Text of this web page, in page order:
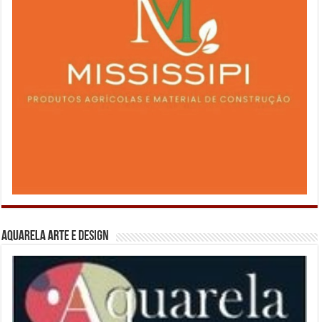
Aquarela Arte e Design